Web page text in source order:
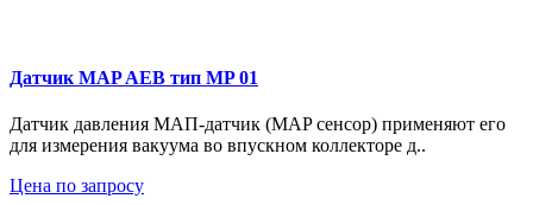
Датчик MAP AEB тип MP 01
Датчик давления МАП-датчик (MAP сенсор) применяют его
для измерения вакуума во впускном коллекторе д..
Цена по запросу